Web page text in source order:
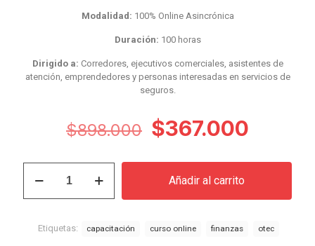
Modalidad: 100% Online Asincrónica
Duración: 100 horas
Dirigido a: Corredores, ejecutivos comerciales, asistentes de
atención, emprendedores y personas interesadas en servicios de
seguros.
$898.000 El
original
era:
$367.000
actual
Taller
Añadir al carrito
Etiquetas: capacitación curso online finanzas otec